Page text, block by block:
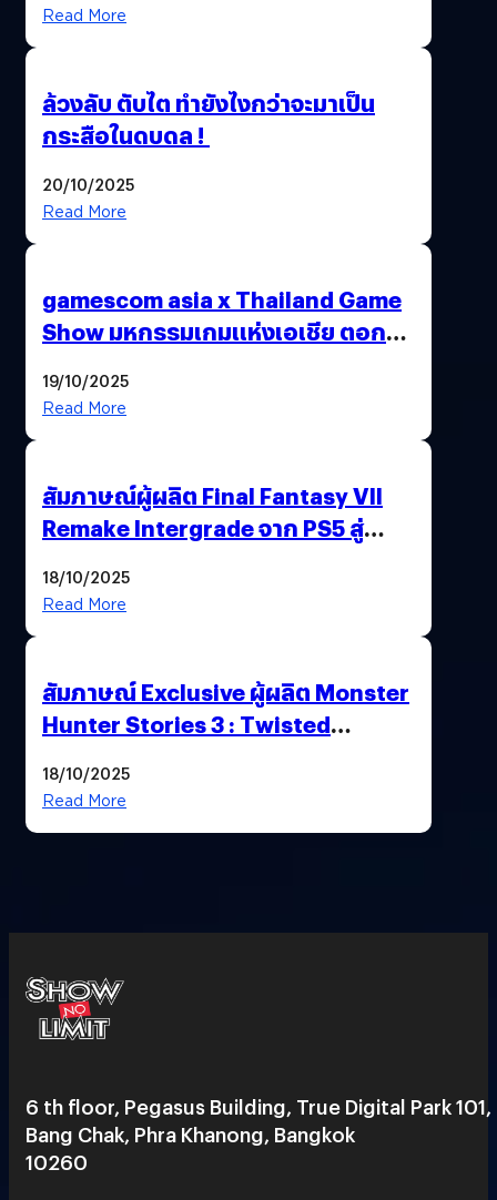
Read More
ล้วงลับ ตับไต ทำยังไงกว่าจะมาเป็น
กระสือในดบดล !
20/10/2025
Read More
gamescom asia x Thailand Game
Show มหกรรมเกมแห่งเอเชีย ตอกย้ำ
พาณิชย์ร่วมชูความสำเร็จ
19/10/2025
Read More
สัมภาษณ์ผู้ผลิต Final Fantasy VII
Remake Intergrade จาก PS5 สู่
18/10/2025
Read More
สัมภาษณ์ Exclusive ผู้ผลิต Monster
Hunter Stories 3 : Twisted
สวยฉ่ำ !
18/10/2025
Read More
6 th floor, Pegasus Building, True Digital Park 101,
Bang Chak, Phra Khanong, Bangkok
10260